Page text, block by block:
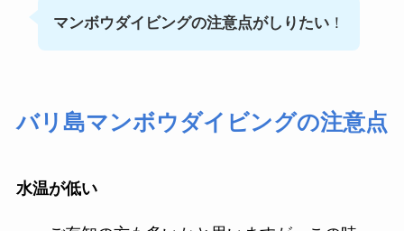
マンボウダイビングの注意点がしりたい！
バリ島マンボウダイビングの注意点
水温が低い